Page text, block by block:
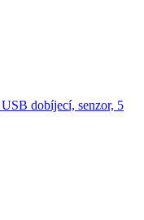
dobíjecí, senzor, 5